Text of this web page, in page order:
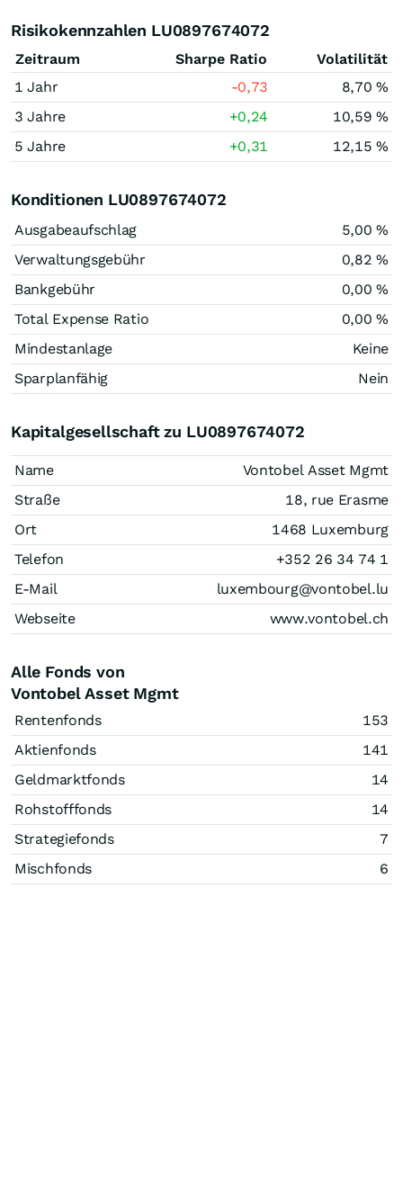
Risikokennzahlen LU0897674072
Zeitraum Sharpe Ratio
Volatilität
1 Jahr
-0,73
8,70 %
3 Jahre
+0,24
10,59 %
5 Jahre
+0,31 12,15 %
Konditionen LU0897674072
Ausgabeaufschlag
5,00 %
Verwaltungsgebühr
0,82 %
Bankgebühr
0,00 %
Total Expense Ratio
0,00 %
Mindestanlage
Keine
Sparplanfähig
Nein
Kapitalgesellschaft zu LU0897674072
Name
Vontobel Asset Mgmt
Straße
18, rue Erasme
Ort
1468 Luxemburg
Telefon
+352 26 34 74 1
E-Mail
luxembourg@vontobel.lu
Webseite
www.vontobel.ch
Alle Fonds von
Vontobel Asset Mgmt
Rentenfonds
153
Aktienfonds
141
Geldmarktfonds
14
Rohstofffonds
14
Strategiefonds
7
Mischfonds
6